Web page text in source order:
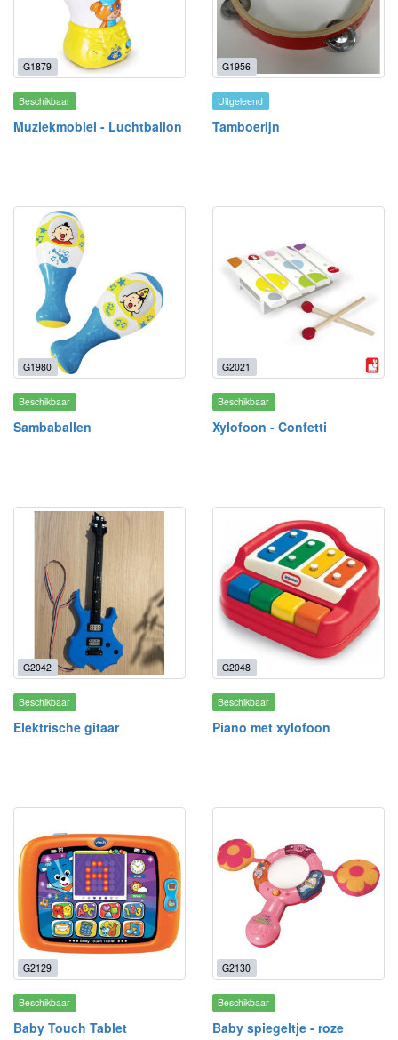
G1879
Beschikbaar
Muziekmobiel - Luchtballon
G1956
Uitgeleend
Tamboerijn
G1980
Beschikbaar
Sambaballen
G2021
Beschikbaar
Xylofoon - Confetti
G2042
Beschikbaar
Elektrische gitaar
G2048
Beschikbaar
Piano met xylofoon
G2129
Beschikbaar
Baby Touch Tablet
G2130
Beschikbaar
Baby spiegeltje - roze